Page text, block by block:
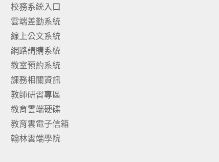
校務系統入口
雲端差勤系統
線上公文系統
網路請購系統
教室預約系統
課務相關資訊
教師研習專區
教育雲端硬碟
教育雲電子信箱
翰林雲端學院